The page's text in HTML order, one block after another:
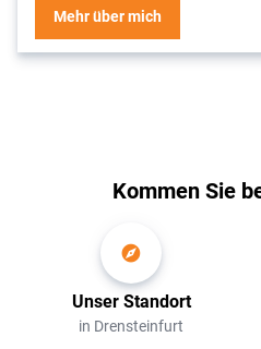
Mehr über mich
Kommen Sie
Unser Standort
in Drensteinfurt